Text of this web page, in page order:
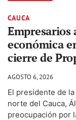
CAUCA
Empresarios
económica
cierre de
AGOSTO 6, 2026
El presidente de
norte del Cauca,
preocupación por